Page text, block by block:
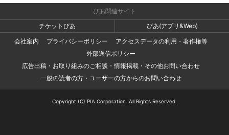
ぴあ関連サイト
チケットぴあ
ぴあ(アプリ&Web)
会社案内
プライバシーポリシー
アクセスデータの利用・著作権等
外部送信ポリシー
広告出稿・お取り組みのご相談・情報掲載・その他お問い合わせ
一般の読者の方・ユーザーの方からのお問い合わせ
Copyright (C) PIA Corporation. All Rights Reserved.